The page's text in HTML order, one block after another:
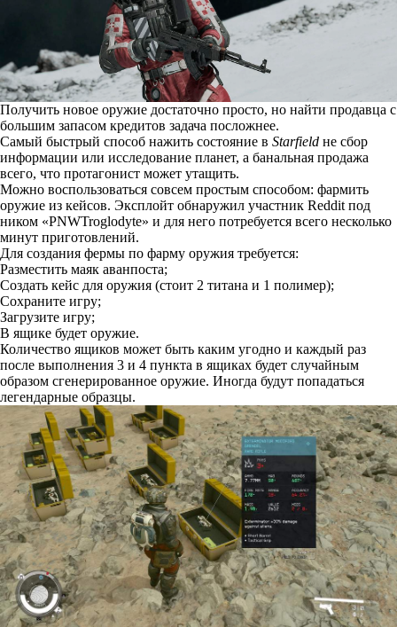
Получить новое оружие достаточно просто, но найти продавца с
большим запасом кредитов задача посложнее.
Самый быстрый способ нажить состояние в Starfield не сбор
информации или исследование планет, а банальная продажа
всего, что протагонист может утащить.
Можно воспользоваться совсем простым способом: фармить
оружие из кейсов. Эксплойт обнаружил участник Reddit под
ником «PNWTroglodyte» и для него потребуется всего несколько
минут приготовлений.
Для создания фермы по фарму оружия требуется:
Разместить маяк аванпоста;
Создать кейс для оружия (стоит 2 титана и 1 полимер);
Сохраните игру;
Загрузите игру;
В ящике будет оружие.
Количество ящиков может быть каким угодно и каждый раз
после выполнения 3 и 4 пункта в ящиках будет случайным
образом сгенерированное оружие. Иногда будут попадаться
легендарные образцы.